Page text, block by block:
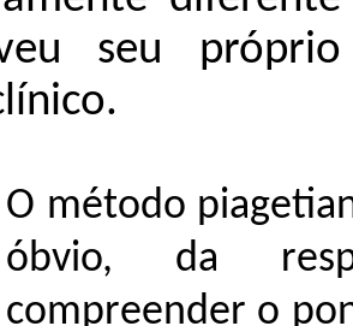
seu
O método
óbvio, da
compreender o